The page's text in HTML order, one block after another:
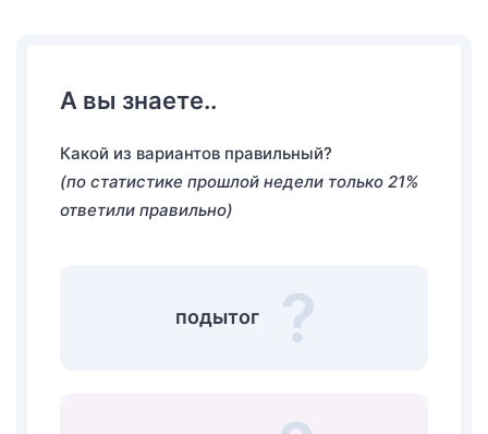
А вы знаете..
Какой из вариантов правильный?
(по статистике прошлой недели только 21%
ответили правильно)
подытог